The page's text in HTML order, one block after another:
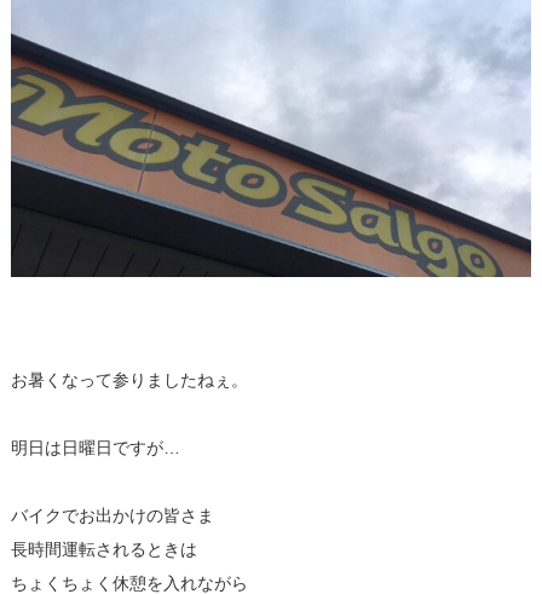
お暑くなって参りましたねぇ。
明日は日曜日ですが…
バイクでお出かけの皆さま
長時間運転されるときは
ちょくちょく休憩を入れながら